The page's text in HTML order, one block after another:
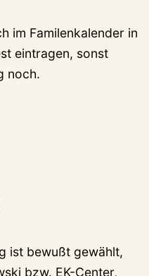
im Familenkalender in
eintragen, sonst
noch.
ist bewußt gewählt,
bzw. EK-Center,